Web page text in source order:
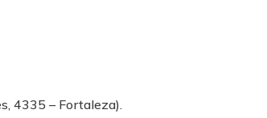
4335 – Fortaleza).